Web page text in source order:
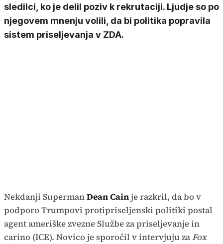
sledilci, ko je delil poziv k rekrutaciji. Ljudje so po
njegovem mnenju volili, da bi politika popravila
sistem priseljevanja v ZDA.
Nekdanji SupermanDean Cainje razkril, da bo v
podporo Trumpovi protipriseljenski politiki postal
agent ameriške zvezne Službe za priseljevanje in
carino (ICE). Novico je sporočil v intervjuju zaFox